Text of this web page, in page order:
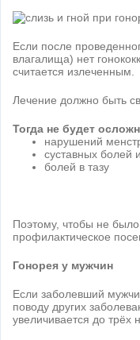
Если после
влагалища) нет
считается излеченным.
Лечение должно быть
Тогда не будет
нарушений
суставных болей
болей в тазу
Поэтому, чтобы не
профилактическое
Гонорея у мужчин
Если заболевший
поводу других
увеличивается до трёх